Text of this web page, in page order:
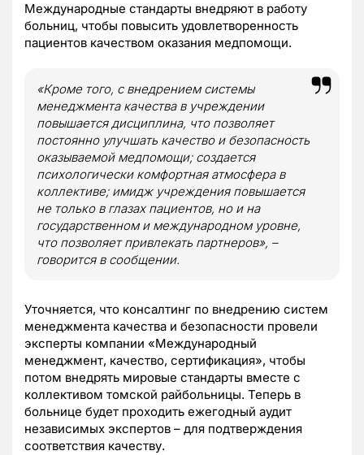
Международные стандарты внедряют в работу
больниц, чтобы повысить удовлетворенность
пациентов качеством оказания медпомощи.
«Кроме того, с внедрением системы
менеджмента качества в учреждении
повышается дисциплина, что позволяет
постоянно улучшать качество и безопасность
оказываемой медпомощи; создается
психологически комфортная атмосфера в
коллективе; имидж учреждения повышается
не только в глазах пациентов, но и на
государственном и международном уровне,
что позволяет привлекать партнеров», –
говорится в сообщении.
Уточняется, что консалтинг по внедрению систем
менеджмента качества и безопасности провели
эксперты компании «Международный
менеджмент, качество, сертификация», чтобы
потом внедрять мировые стандарты вместе с
коллективом томской райбольницы. Теперь в
больнице будет проходить ежегодный аудит
независимых экспертов – для подтверждения
соответствия качеству.